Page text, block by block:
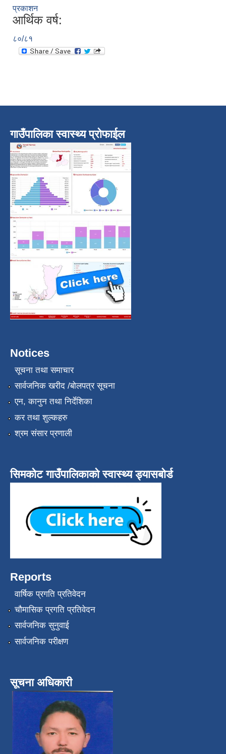
प्रकाशन
आर्थिक वर्ष:
८०/८१
गाउँपालिका स्वास्थ्य प्रोफाईल
Notices
सूचना तथा समाचार
सार्वजनिक खरीद /बोलपत्र सूचना
एन, कानुन तथा निर्देशिका
कर तथा शुल्कहरु
श्रम संसार प्रणाली
सिमकोट गाउँपालिकाको स्वास्थ्य ड्यासबोर्ड
Reports
वार्षिक प्रगति प्रतिवेदन
चौमासिक प्रगति प्रतिवेदन
सार्वजनिक सुनुवाई
सार्वजनिक परीक्षण
सूचना अधिकारी